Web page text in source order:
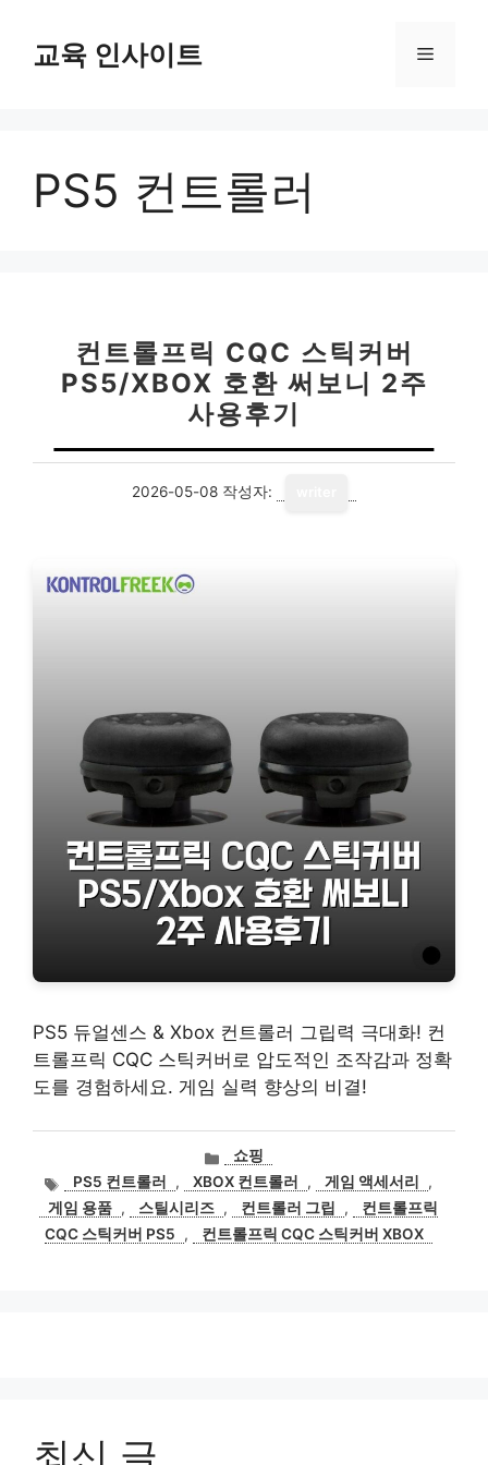
교육 인사이트 메
PS5 컨트롤러
컨트롤프릭 CQC 스틱커버
PS5/XBOX 호환 써보니 2주
사용후기
2026-05-08 작성자:
PS5 듀얼센스 & Xbox 컨트롤러 그립력 극대화! 컨
트롤프릭 CQC 스틱커버로 압도적인 조작감과 정확
도를 경험하세요. 게임 실력 향상의 비결!
카
테
고
리
쇼핑
태
그
PS5 컨트롤러 , XBOX 컨트롤러 , 게임 액세서리
,
게임 용품 , 스틸시리즈 , 컨트롤러 그립 ,
컨트롤프릭
CQC 스틱커버 PS5
, 컨트롤프릭 CQC 스틱커버 XBOX
최신 글